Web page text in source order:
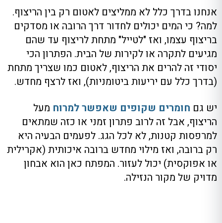
אנחנו בדרך כלל לא ממליצים לאטום רק בין הריצוף.
למה? כי המים יכולים לחדור דרך הרובה או מסדקים
בריצוף עצמו, ואז "לטייל" מתחת לריצוף עד שהם
מגיעים לתקרה או לקירות של הבית. הפתרון הכי
יסודי זה להרים את הריצוף, לאטום כמו שצריך מתחת
(בדרך כלל עם יריעות ביטומניות), ואז לרצף מחדש.
יש גם חומרים שקופים שאפשר למרוח מעל
הריצוף, אבל זה לרוב פתרון זמני או כזה שמתאים
למרפסות קטנות, לא לכל הגג. לפעמים הבעיה היא
רק ברובה, ואז מילוי מחדש ברובה איכותית (אקרילית
או אפוקסית) יכול לעזור. המפתח כאן הוא אבחון
מדויק של מקור הנזילה.